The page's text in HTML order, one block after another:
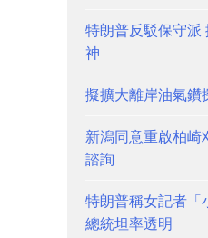
特朗普反駁保守派
神
擬擴大離岸油氣鑽
新潟同意重啟柏崎
諮詢
特朗普稱女記者「
總統坦率透明